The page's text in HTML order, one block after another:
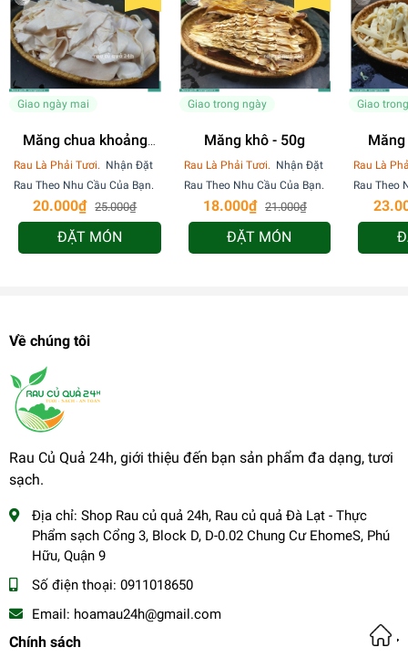
Giao ngày mai
Măng chua khoảng
200g
Rau Là Phải Tươi. Nhận Đặt
Rau Theo Nhu Cầu Của Bạn.
20.000₫ 25.000₫
ĐẶT MÓN
Giao trong ngày
Măng khô - 50g
Rau Là Phải Tươi. Nhận Đặt
Rau Theo Nhu Cầu Của Bạn.
18.000₫ 21.000₫
ĐẶT MÓN
Giao
Rau Là
Rau Theo
Về chúng tôi
Rau Củ Quả 24h, giới thiệu đến bạn sản phẩm đa dạng, tươi
sạch.
Địa chỉ: Shop Rau củ quả 24h, Rau củ quả Đà Lạt - Thực
Phẩm sạch Cổng 3, Block D, D-0.02 Chung Cư EhomeS, Phú
Hữu, Quận 9
Số điện thoại: 0911018650
Email: hoamau24h@gmail.com
Chính sách